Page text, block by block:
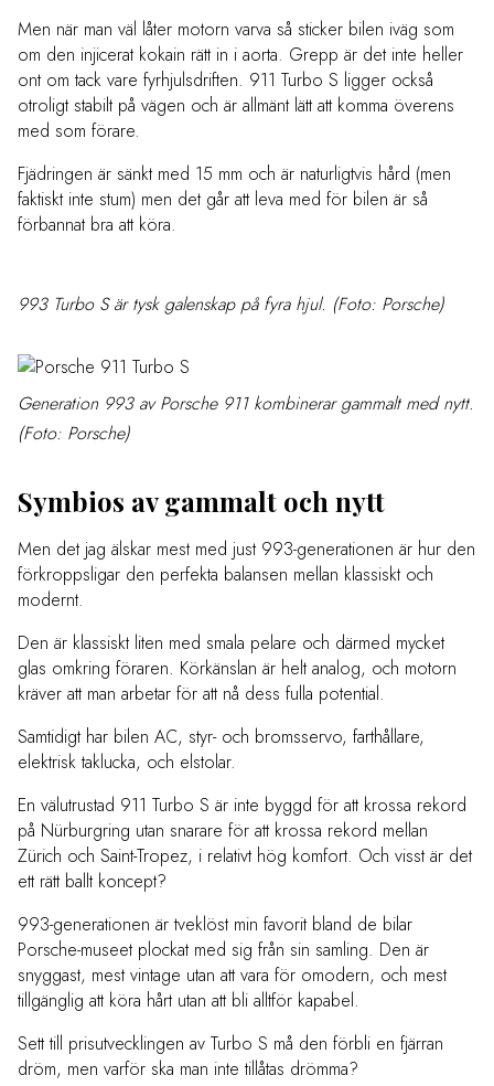
Men när man väl låter motorn varva så sticker bilen iväg som
om den injicerat kokain rätt in i aorta. Grepp är det inte heller
ont om tack vare fyrhjulsdriften. 911 Turbo S ligger också
otroligt stabilt på vägen och är allmänt lätt att komma överens
med som förare.
Fjädringen är sänkt med 15 mm och är naturligtvis hård (men
faktiskt inte stum) men det går att leva med för bilen är så
förbannat bra att köra.
993 Turbo S är tysk galenskap på fyra hjul. (Foto: Porsche)
Generation 993 av Porsche 911 kombinerar gammalt med nytt.
(Foto: Porsche)
Symbios av gammalt och nytt
Men det jag älskar mest med just 993-generationen är hur den
förkroppsligar den perfekta balansen mellan klassiskt och
modernt.
Den är klassiskt liten med smala pelare och därmed mycket
glas omkring föraren. Körkänslan är helt analog, och motorn
kräver att man arbetar för att nå dess fulla potential.
Samtidigt har bilen AC, styr- och bromsservo, farthållare,
elektrisk taklucka, och elstolar.
En välutrustad 911 Turbo S är inte byggd för att krossa rekord
på Nürburgring utan snarare för att krossa rekord mellan
Zürich och Saint-Tropez, i relativt hög komfort. Och visst är det
ett rätt ballt koncept?
993-generationen är tveklöst min favorit bland de bilar
Porsche-museet plockat med sig från sin samling. Den är
snyggast, mest vintage utan att vara för omodern, och mest
tillgänglig att köra hårt utan att bli alltför kapabel.
Sett till prisutvecklingen av Turbo S må den förbli en fjärran
dröm, men varför ska man inte tillåtas drömma?